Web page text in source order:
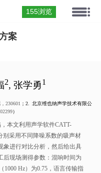
155浏览
案
2, 张学勇1
230601 ； 2.
北京维也纳声学技术有限公
）
， 本文利用声学软件CATT-
别采用不同降噪系数的吸声材
象进行对比分析，然后给出具
后现场测得参数：混响时间为
1000 Hz）为0.75，语言传输指